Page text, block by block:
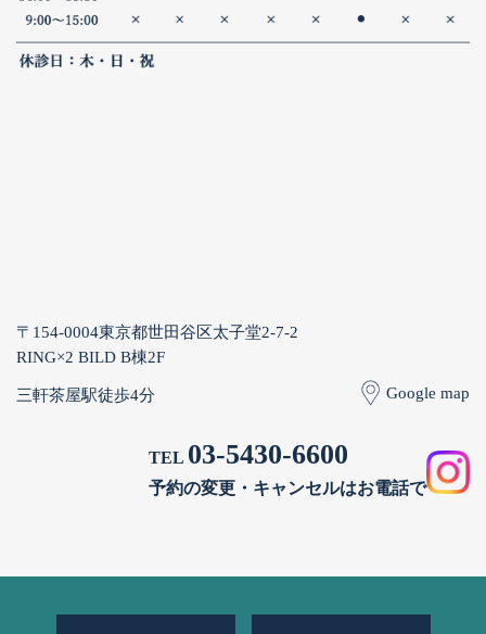
〒154-0004東京都世田谷区太子堂2-7-2
RING×2 BILD B棟2F
三軒茶屋駅徒歩4分 Google map
TEL 03-5430-6600
予約の変更・キャンセルはお電話で